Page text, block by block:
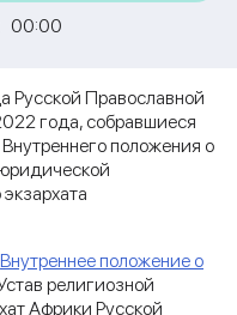
00:00
Русской Православной
года, собравшиеся
положения о
Внутреннее положение о
религиозной
Африки Русской